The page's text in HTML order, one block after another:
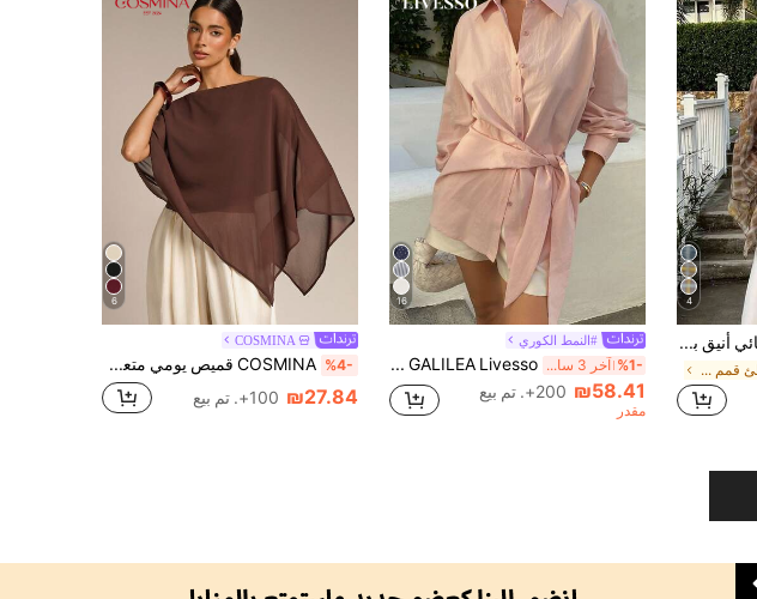
4
HH بونشو وشاح نسائي أنيق برقبة دائرية وأكمام خفاشية بنقشة مربعات، ملابس نسائية أنيقة للربيع، أسلوب سهل
في الشاطئ قمم نسائية
16
#النمط الكوري
%1- آخر 3 ساعة أيام SHEIN X GALILEA Livesso بلوزة نسائية وردية بأسلوب عملي كاجوال فضفاض للربيع والصيف، ملابس مكتبية عصرية، تصميم خصر مشدود بحزام، أكمام طويلة
₪58.41 200+. تم بيع
مقدر
6
COSMINA
%4- COSMINA قميص يومي متعدد الاستخدامات بلون سادة، قميص بحافة غير متماثلة، حماية من الشمص الصيفي، قميص بياقة شال، قميص صيفي للنساء متناسق، قميص متعدد الاستخدامات
₪27.84 100+. تم بيع